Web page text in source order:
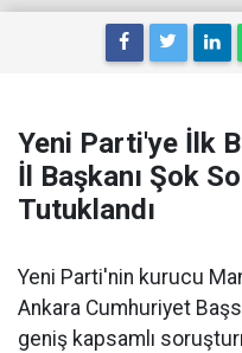
Yeni Parti'ye İlk
İl Başkanı Şok
Tutuklandı
Yeni Parti'nin kurucu
Ankara Cumhuriyet
geniş kapsamlı